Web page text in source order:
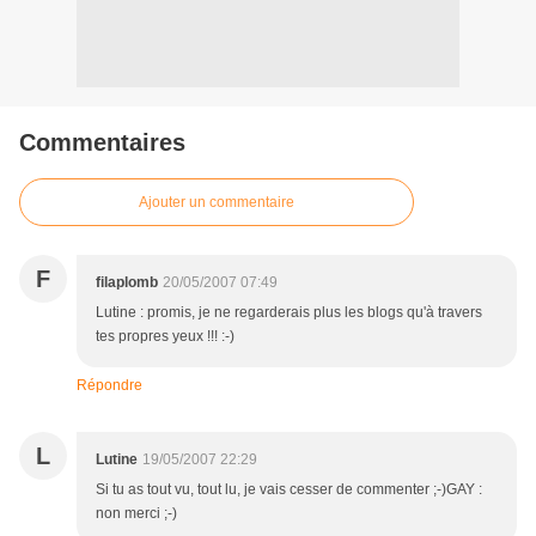
Commentaires
Ajouter un commentaire
F filaplomb 20/05/2007 07:49
Lutine : promis, je ne regarderais plus les blogs qu'à travers
tes propres yeux !!! :-)
Répondre
L Lutine 19/05/2007 22:29
Si tu as tout vu, tout lu, je vais cesser de commenter ;-)GAY :
non merci ;-)